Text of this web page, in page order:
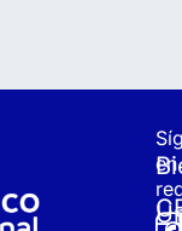
en